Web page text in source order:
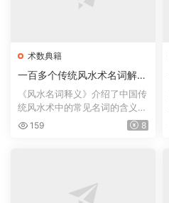
术数典籍
一百多个传统风水术名词解释
《风水名词释义》
《风水名词释义》介绍了中国传
统风水术中的常见名词的含义，
如风水术、太极晕、生...
159 8